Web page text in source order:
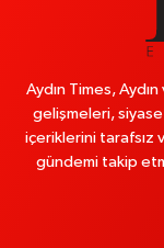
Aydın Times,
gelişmeleri,
içeriklerini tarafsız
gündemi takip